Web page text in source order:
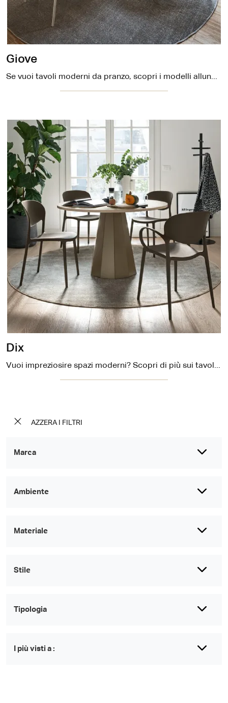
AZZERA I FILTRI
Marca
Ambiente
Materiale
Stile
Tipologia
I più visti a :
Giove
Se vuoi tavoli moderni da pranzo, scopri i modelli allungabili di Connubia: clicca e scopri il modello Giove in melaminico.
Dix
Vuoi impreziosire spazi moderni? Scopri di più sui tavoli moderni fissi: il modello da pranzo Dix ti aspetta.